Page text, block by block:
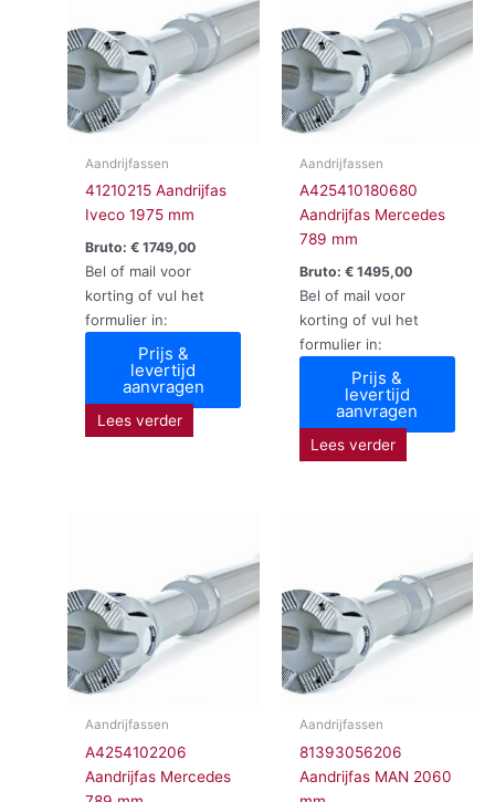
Aandrijfassen
41210215 Aandrijfas
Iveco 1975 mm
Bruto:€ 1749,00
Bel of mail voor
korting of vul het
formulier in:
Prijs &
levertijd
aanvragen
Lees verder
Aandrijfassen
A425410180680
Aandrijfas Mercedes
789 mm
Bruto: €1495,00
Bel of mail voor
korting of vul het
formulier in:
Prijs &
levertijd
aanvragen
Lees verder
Aandrijfassen
A4254102206
Aandrijfas Mercedes
Aandrijfassen
81393056206
Aandrijfas MAN 2060